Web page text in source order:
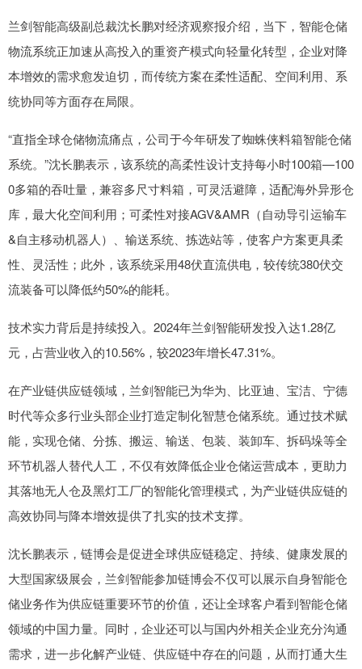
兰剑智能高级副总裁沈长鹏对经济观察报介绍，当下，智能仓储
物流系统正加速从高投入的重资产模式向轻量化转型，企业对降
本增效的需求愈发迫切，而传统方案在柔性适配、空间利用、系
统协同等方面存在局限。
“直指全球仓储物流痛点，公司于今年研发了蜘蛛侠料箱智能仓储
系统。”沈长鹏表示，该系统的高柔性设计支持每小时100箱—100
0多箱的吞吐量，兼容多尺寸料箱，可灵活避障，适配海外异形仓
库，最大化空间利用；可柔性对接AGV&AMR（自动导引运输车
&自主移动机器人）、输送系统、拣选站等，使客户方案更具柔
性、灵活性；此外，该系统采用48伏直流供电，较传统380伏交
流装备可以降低约50%的能耗。
技术实力背后是持续投入。2024年兰剑智能研发投入达1.28亿
元，占营业收入的10.56%，较2023年增长47.31%。
在产业链供应链领域，兰剑智能已为华为、比亚迪、宝洁、宁德
时代等众多行业头部企业打造定制化智慧仓储系统。通过技术赋
能，实现仓储、分拣、搬运、输送、包装、装卸车、拆码垛等全
环节机器人替代人工，不仅有效降低企业仓储运营成本，更助力
其落地无人仓及黑灯工厂的智能化管理模式，为产业链供应链的
高效协同与降本增效提供了扎实的技术支撑。
沈长鹏表示，链博会是促进全球供应链稳定、持续、健康发展的
大型国家级展会，兰剑智能参加链博会不仅可以展示自身智能仓
储业务作为供应链重要环节的价值，还让全球客户看到智能仓储
领域的中国力量。同时，企业还可以与国内外相关企业充分沟通
需求，进一步化解产业链、供应链中存在的问题，从而打通大生